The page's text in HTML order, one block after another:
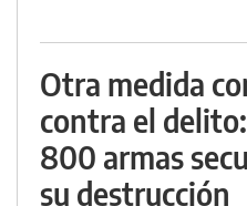
Otra medida
contra el
800 armas
su destrucción